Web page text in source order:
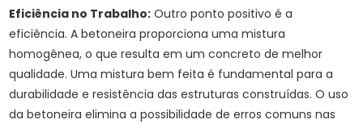
Eficiência no Trabalho: Outro ponto positivo é a
eficiência. A betoneira proporciona uma mistura
homogênea, o que resulta em um concreto de melhor
qualidade. Uma mistura bem feita é fundamental para a
durabilidade e resistência das estruturas construídas. O uso
da betoneira elimina a possibilidade de erros comuns nas